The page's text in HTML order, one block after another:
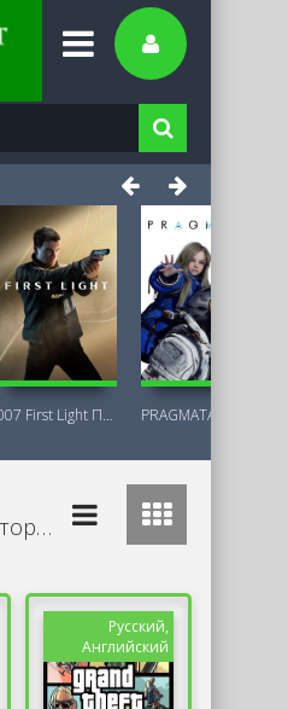
007 First Light Последняя Версия
Скачать игры торрент бесплатно
Русский,
Английский